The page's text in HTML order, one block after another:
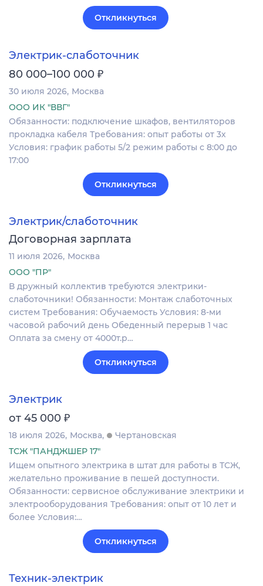
Откликнуться
Электрик-слаботочник
80 000–100 000 ₽
30 июля 2026 Москва
ООО ИК "ВВГ"
Обязанности: подключение шкафов, вентиляторов
прокладка кабеля Требования: опыт работы от 3х
Условия: график работы 5/2 режим работы с 8:00 до
17:00
Откликнуться
Электрик/слаботочник
Договорная зарплата
11 июля 2026 Москва
ООО "ПР"
В дружный коллектив требуются электрики-
слаботочники! Обязанности: Монтаж слаботочных
систем Требования: Обучаемость Условия: 8-ми
часовой рабочий день Обеденный перерыв 1 час
Оплата за смену от 4000т.р…
Откликнуться
Электрик
от 45 000 ₽
18 июля 2026 Москва
Чертановская
ТСЖ "ПАНДЖШЕР 17"
Ищем опытного электрика в штат для работы в ТСЖ,
желательно проживание в пешей доступности.
Обязанности: сервисное обслуживание электрики и
электрооборудования Требования: опыт от 10 лет и
более Условия:…
Откликнуться
Техник-электрик